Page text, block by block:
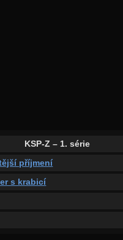
KSP-Z – 1. série
příjmení
s krabicí